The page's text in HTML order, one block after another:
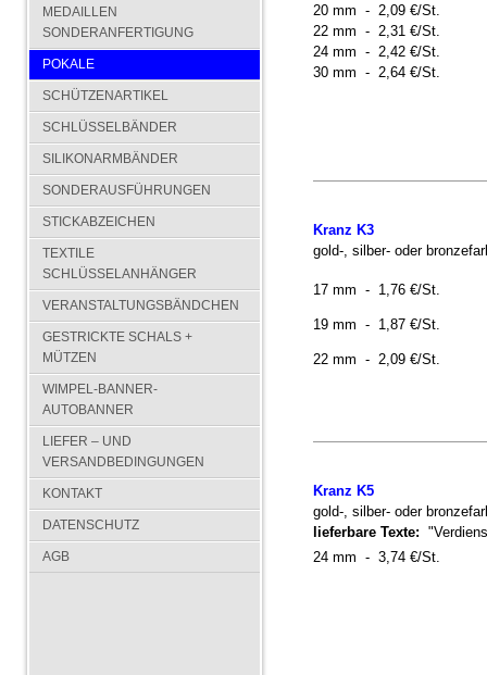
20 mm - 2,09 €/St.
22 mm - 2,31 €/St.
24 mm - 2,42 €/St.
30 mm - 2,64 €/St.
Kranz K3
gold-, silber- oder
17 mm - 1,76 €/St.
19 mm - 1,87 €/St.
22 mm - 2,09 €/St.
Kranz K5
gold-, silber- oder
lieferbare Texte:
24 mm - 3,74 €/St.
MEDAILLEN
SONDERANFERTIGUNG
POKALE
SCHÜTZENARTIKEL
SCHLÜSSELBÄNDER
SILIKONARMBÄNDER
SONDERAUSFÜHRUNGEN
STICKABZEICHEN
TEXTILE
SCHLÜSSELANHÄNGER
VERANSTALTUNGSBÄNDCHEN
GESTRICKTE SCHALS +
MÜTZEN
WIMPEL-BANNER-
AUTOBANNER
LIEFER – UND
VERSANDBEDINGUNGEN
KONTAKT
DATENSCHUTZ
AGB